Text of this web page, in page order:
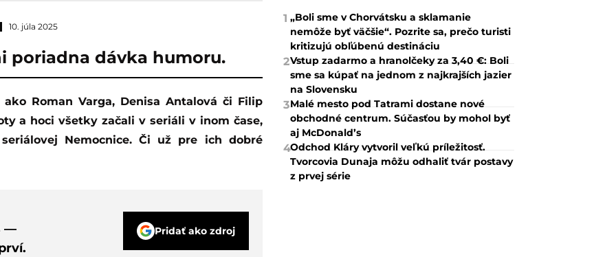
10. júla 2025
poriadna dávka humoru.
a hoci všetky začali v seriáli v inom čase,
Nemocnice. Či už pre ich dobré
—
Pridať ako zdroj
1 „Boli sme v Chorvátsku a sklamanie
nemôže byť väčšie“. Pozrite sa, prečo turisti
kritizujú obľúbenú destináciu
2Vstup zadarmo a hranolčeky za 3,40 €: Boli
sme sa kúpať na jednom z najkrajších jazier
na Slovensku
3Malé mesto pod Tatrami dostane nové
obchodné centrum. Súčasťou by mohol byť
aj McDonald’s
4Odchod Kláry vytvoril veľkú príležitosť.
Tvorcovia Dunaja môžu odhaliť tvár postavy
z prvej série